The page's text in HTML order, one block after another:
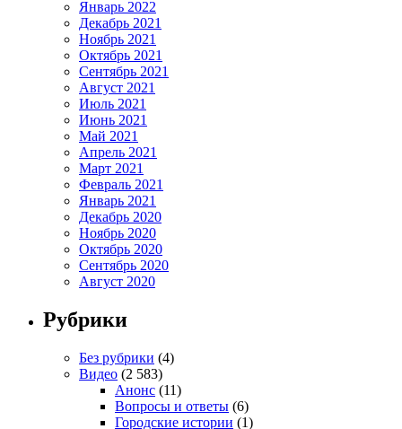
Январь 2022
Декабрь 2021
Ноябрь 2021
Октябрь 2021
Сентябрь 2021
Август 2021
Июль 2021
Июнь 2021
Май 2021
Апрель 2021
Март 2021
Февраль 2021
Январь 2021
Декабрь 2020
Ноябрь 2020
Октябрь 2020
Сентябрь 2020
Август 2020
Рубрики
Без рубрики (4)
Видео (2 583)
Анонс (11)
Вопросы и ответы (6)
Городские истории (1)